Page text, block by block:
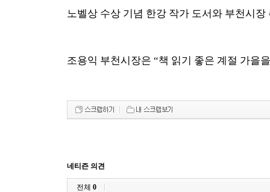
노벨상 수상 기념 한강 작가 도서와 부천시장
조용익 부천시장은 “책 읽기 좋은 계절 가을
네티즌 의견
전체 0